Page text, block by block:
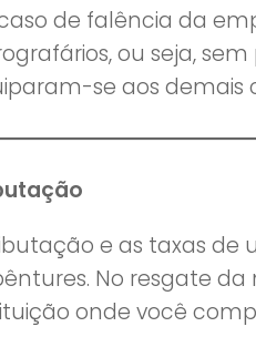
de falência da
ou seja,
se aos demais
e as taxas de
No resgate
onde você